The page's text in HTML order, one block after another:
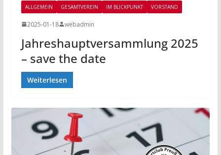
ALLGEMEIN GESAMTVEREIN IM BLICKPUNKT VORSTAND
2025-01-18 webadmin
Jahreshauptversammlung 2025
– save the date
Weiterlesen